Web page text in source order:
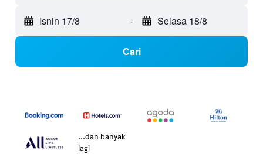
Isnin 17/8 - Selasa 18/8
Cari
...dan banyak
lagi